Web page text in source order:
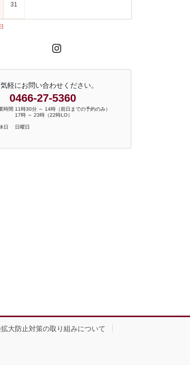
31
Instagram
軽にお問い合わせください。
0466-27-5360
時間 11時30分 ～ 14時（前日までの予約のみ）
時 ～ 23時（22時LO）
日 日曜日
大防止対策の取り組みについて